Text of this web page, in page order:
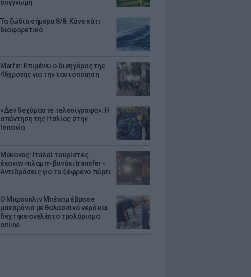
συγγνώμη
Τα ζώδια σήμερα 8/8: Κάνε κάτι
διαφορετικό
Marfin: Επιμένει ο δικηγόρος της
46χρονης για την ταυτοποίηση
«Δεν δεχόμαστε τελεσίγραφα»: Η
απάντηση της Ιταλίας στην
Ισπανία
Μύκονος: Ιταλοί τουρίστες
έκαναν «κλαμπ» βανάκι transfer -
Αντιδράσεις για το ξέφρενο πάρτι
Ο Μπρούκλιν Μπέκαμ έβρασε
μακαρόνια με θαλασσινό νερό και
δέχτηκε ανελέητο τρολάρισμα
online